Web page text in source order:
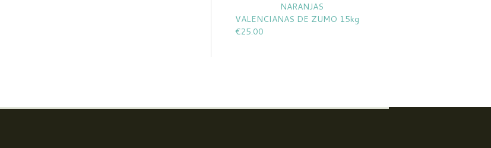
NARANJAS
VALENCIANAS DE ZUMO 15kg
€25.00